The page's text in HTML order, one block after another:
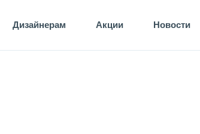
Дизайнерам Акции Новости